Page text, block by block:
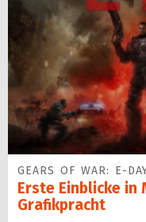
GEARS OF WAR: E-
Erste Einblicke in
Grafikpracht